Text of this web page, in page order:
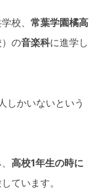
校、 常葉学園橘高
）の音楽科に進学し
しかいないという
高校1年生の時に
ています。